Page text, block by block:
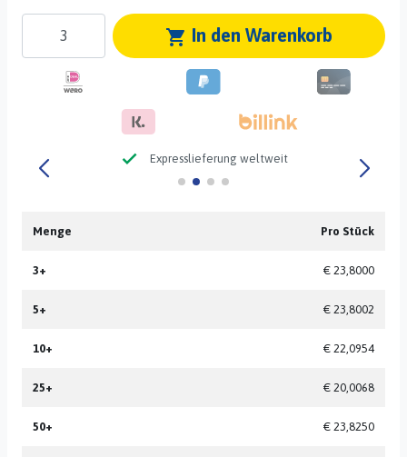
shopping_cart In den Warenkorb
check Expresslieferung weltweit
Menge Pro Stück
3+ € 23,8000
5+ € 23,8002
10+ € 22,0954
25+ € 20,0068
50+ € 23,8250